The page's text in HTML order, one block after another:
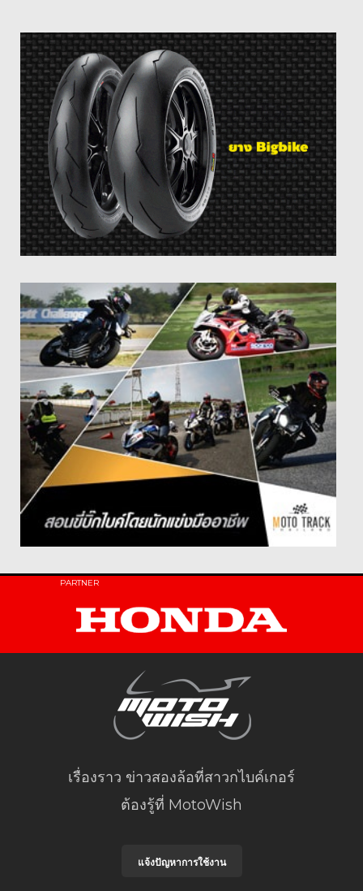
PARTNER
เรื่องราว ข่าวสองล้อที่สาวกไบค์เกอร์
ต้องรู้ที่ MotoWish
แจ้งปัญหาการใช้งาน